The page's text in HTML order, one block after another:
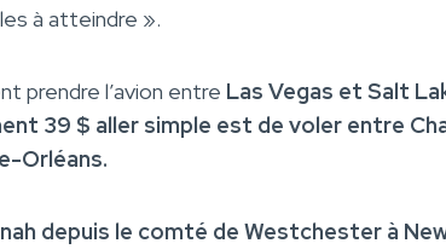
à atteindre ».
prendre l’avion entre Las Vegas et Salt
39 $ aller simple est de voler entre
Orléans.
depuis le comté de Westchester à